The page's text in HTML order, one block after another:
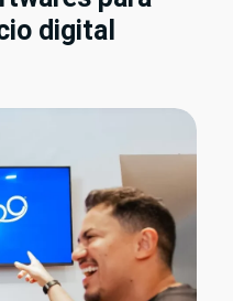
digital